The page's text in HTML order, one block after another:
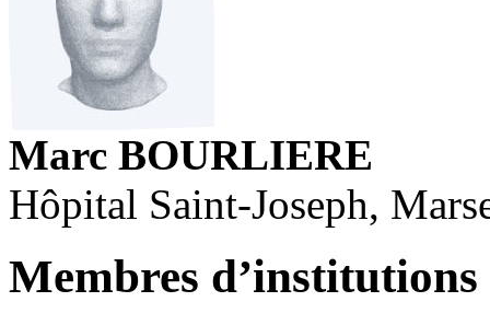
Marc BOURLIERE
Hôpital Saint-Joseph,
Membres d’institutions